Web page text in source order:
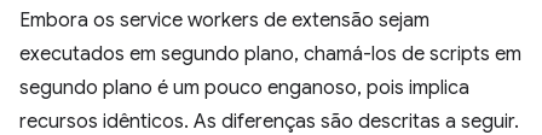
Embora os service workers de extensão sejam
executados em segundo plano, chamá-los de scripts em
segundo plano é um pouco enganoso, pois implica
recursos idênticos. As diferenças são descritas a seguir.